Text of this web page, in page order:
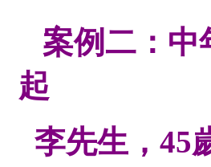
案例二：中
起
李先生， 45